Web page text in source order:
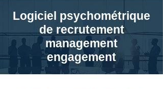
Logiciel psychométrique
de recrutement
management
engagement